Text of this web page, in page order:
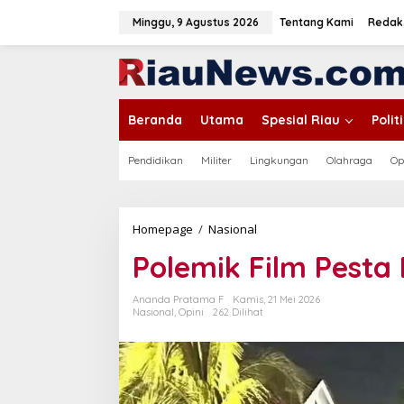
Minggu, 9 Agustus 2026 Tentang Kami
Beranda Utama Spesial Riau
Pendidikan Militer Lingkungan Olahraga
Homepage / Nasional
l
m
i
F
i
l
m
Polemik Film Pesta
Ananda Pratama F
Kamis, 21 Mei 2026
Nasional, Opini 262 Dilihat